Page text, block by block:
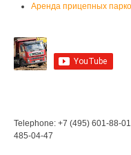
Аренда прицепных
Telephone: +7 (495) 601-88-01
485-04-47